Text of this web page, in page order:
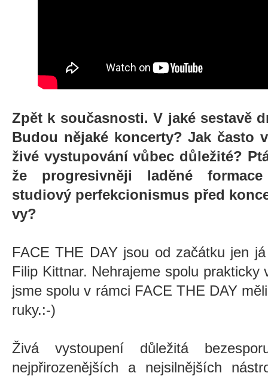
Zpět k současnosti. V jaké sestavě
Budou nějaké koncerty? Jak často
živé vystupování vůbec důležité?
že progresivněji laděné
studiový perfekcionismus před
vy?
FACE THE DAY jsou od začátku jen
Filip Kittnar. Nehrajeme spolu
jsme spolu v rámci FACE THE DAY
ruky.:-)
Živá vystoupení důležitá
nejpřirozenějších a nejsilnějších